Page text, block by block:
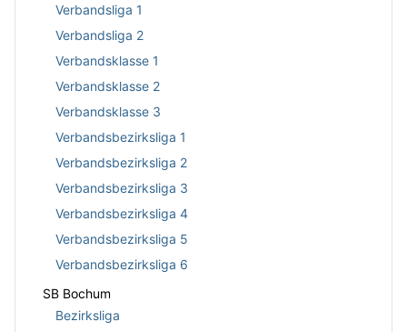
Verbandsliga 1
Verbandsliga 2
Verbandsklasse 1
Verbandsklasse 2
Verbandsklasse 3
Verbandsbezirksliga 1
Verbandsbezirksliga 2
Verbandsbezirksliga 3
Verbandsbezirksliga 4
Verbandsbezirksliga 5
Verbandsbezirksliga 6
SB Bochum
Bezirksliga